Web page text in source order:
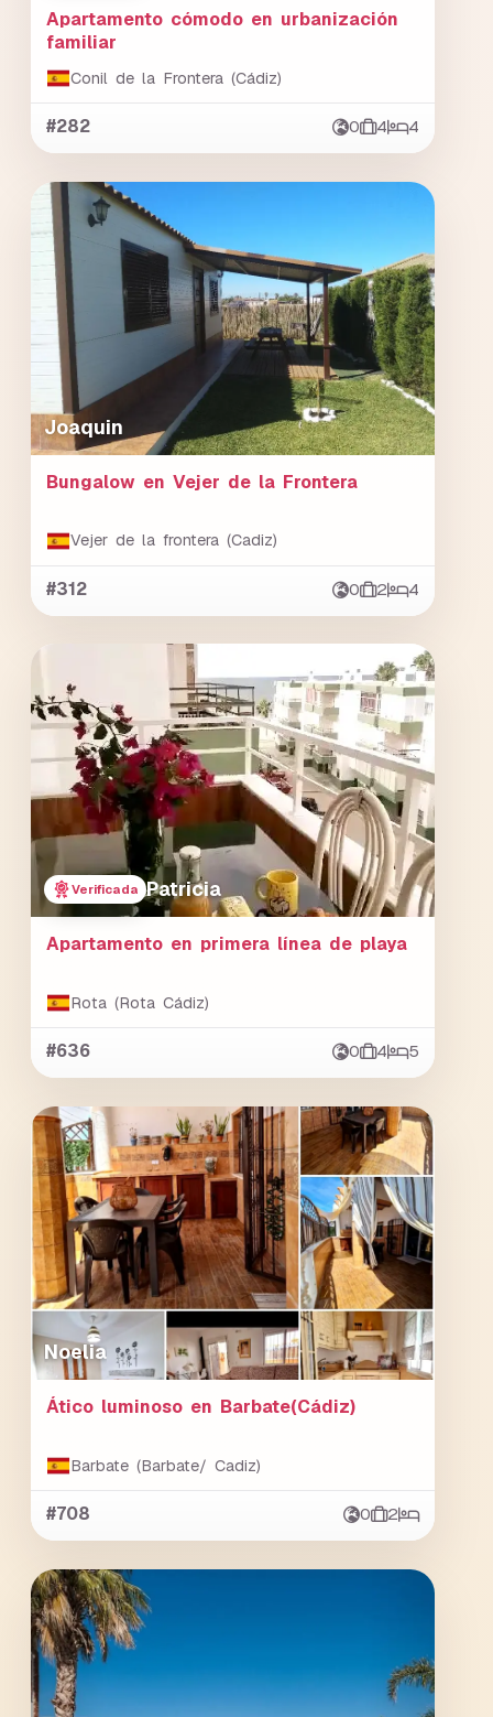
Apartamento cómodo en urbanización
familiar
Conil de la Frontera (Cádiz)
#282 0 4 4
Joaquin
Bungalow en Vejer de la Frontera
Vejer de la frontera (Cadiz)
#312 0 2 4
Verificada Patricia
Apartamento en primera línea de playa
Rota (Rota Cádiz)
#636 0 4 5
Noelia
Ático luminoso en Barbate(Cádiz)
Barbate (Barbate/ Cadiz)
#708 0 2